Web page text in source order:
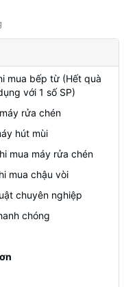
mua bếp từ (Hết quà
với 1 số SP)
rửa chén
hút mùi
mua máy rửa chén
mua chậu vòi
chuyên nghiệp
chóng